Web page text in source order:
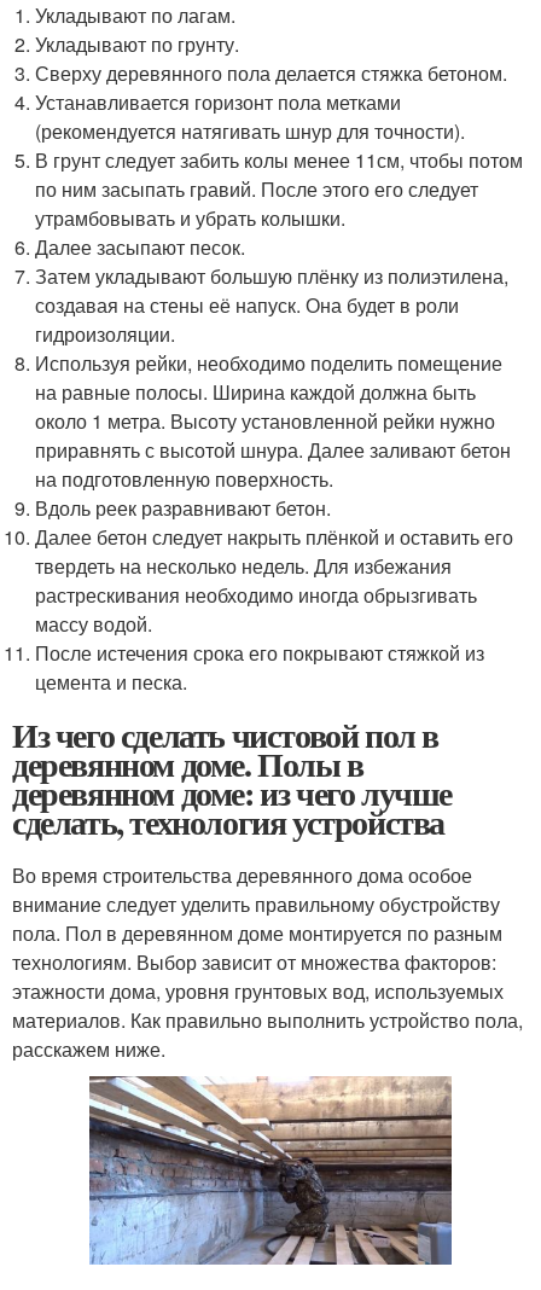
Укладывают по лагам.
Укладывают по грунту.
Сверху деревянного пола делается стяжка бетоном.
Устанавливается горизонт пола метками
(рекомендуется натягивать шнур для точности).
В грунт следует забить колы менее 11см, чтобы потом
по ним засыпать гравий. После этого его следует
утрамбовывать и убрать колышки.
Далее засыпают песок.
Затем укладывают большую плёнку из полиэтилена,
создавая на стены её напуск. Она будет в роли
гидроизоляции.
Используя рейки, необходимо поделить помещение
на равные полосы. Ширина каждой должна быть
около 1 метра. Высоту установленной рейки нужно
приравнять с высотой шнура. Далее заливают бетон
на подготовленную поверхность.
Вдоль реек разравнивают бетон.
Далее бетон следует накрыть плёнкой и оставить его
твердеть на несколько недель. Для избежания
растрескивания необходимо иногда обрызгивать
массу водой.
После истечения срока его покрывают стяжкой из
цемента и песка.
Из чего сделать чистовой пол в
деревянном доме. Полы в
деревянном доме: из чего лучше
сделать, технология устройства
Во время строительства деревянного дома особое
внимание следует уделить правильному обустройству
пола. Пол в деревянном доме монтируется по разным
технологиям. Выбор зависит от множества факторов:
этажности дома, уровня грунтовых вод, используемых
материалов. Как правильно выполнить устройство пола,
расскажем ниже.